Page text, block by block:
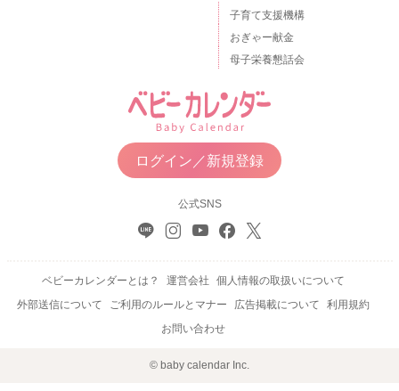
食事やおやつはお母さんとの触れ合いの時間となるようにおま
まごと感覚で進めていけると良いですね。
まずは食事バランスにとらわれずに、楽しい雰囲気で進めると
子育て支援機構
おぎゃー献金
母子栄養懇話会
ログイン／新規登録
公式SNS
ベビーカレンダーとは？ 運営会社
個人情報の取扱いについて
外部送信について
ご利用のルールとマナー 広告掲載について
利用規約
お問い合わせ
© baby calendar Inc.